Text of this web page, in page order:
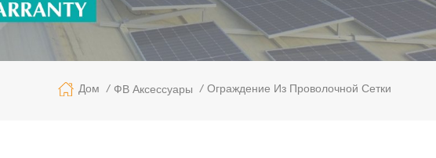
Дом / ФВ Аксессуары / Ограждение Из Проволочной Сетки